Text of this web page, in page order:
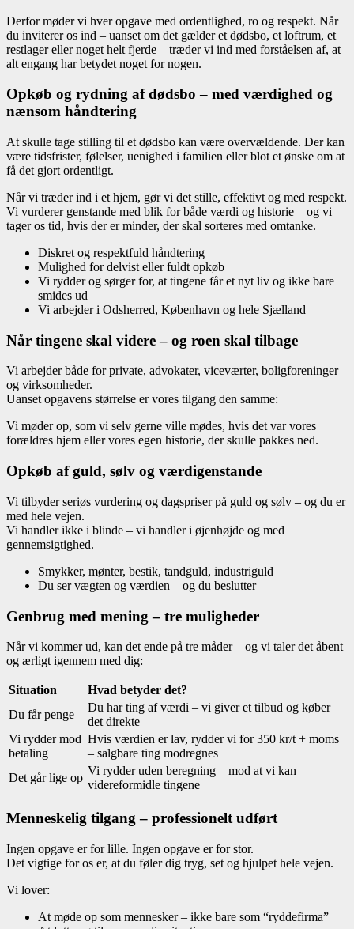
Derfor møder vi hver opgave med ordentlighed, ro og respekt. Når
du inviterer os ind – uanset om det gælder et dødsbo, et loftrum, et
restlager eller noget helt fjerde – træder vi ind med forståelsen af, at
alt engang har betydet noget for nogen.
Opkøb og rydning af dødsbo – med værdighed og
nænsom håndtering
At skulle tage stilling til et dødsbo kan være overvældende. Der kan
være tidsfrister, følelser, uenighed i familien eller blot et ønske om at
få det gjort ordentligt.
Når vi træder ind i et hjem, gør vi det stille, effektivt og med respekt.
Vi vurderer genstande med blik for både værdi og historie – og vi
tager os tid, hvis der er minder, der skal sorteres med omtanke.
Diskret og respektfuld håndtering
Mulighed for delvist eller fuldt opkøb
Vi rydder og sørger for, at tingene får et nyt liv og ikke bare
smides ud
Vi arbejder i Odsherred, København og hele Sjælland
Når tingene skal videre – og roen skal tilbage
Vi arbejder både for private, advokater, viceværter, boligforeninger
og virksomheder.
Uanset opgavens størrelse er vores tilgang den samme:
Vi møder op, som vi selv gerne ville mødes, hvis det var vores
forældres hjem eller vores egen historie, der skulle pakkes ned.
Opkøb af guld, sølv og værdigenstande
Vi tilbyder seriøs vurdering og dagspriser på guld og sølv – og du er
med hele vejen.
Vi handler ikke i blinde – vi handler i øjenhøjde og med
gennemsigtighed.
Smykker, mønter, bestik, tandguld, industriguld
Du ser vægten og værdien – og du beslutter
Genbrug med mening – tre muligheder
Når vi kommer ud, kan det ende på tre måder – og vi taler det åbent
og ærligt igennem med dig:
Situation
Hvad betyder det?
Du får penge
Du har ting af værdi – vi giver et tilbud og køber
det direkte
Vi rydder mod
betaling
Hvis værdien er lav, rydder vi for 350 kr/t + moms
– salgbare ting modregnes
Det går lige op
Vi rydder uden beregning – mod at vi kan
videreformidle tingene
Menneskelig tilgang – professionelt udført
Ingen opgave er for lille. Ingen opgave er for stor.
Det vigtige for os er, at du føler dig tryg, set og hjulpet hele vejen.
Vi lover:
At møde op som mennesker – ikke bare som “ryddefirma”